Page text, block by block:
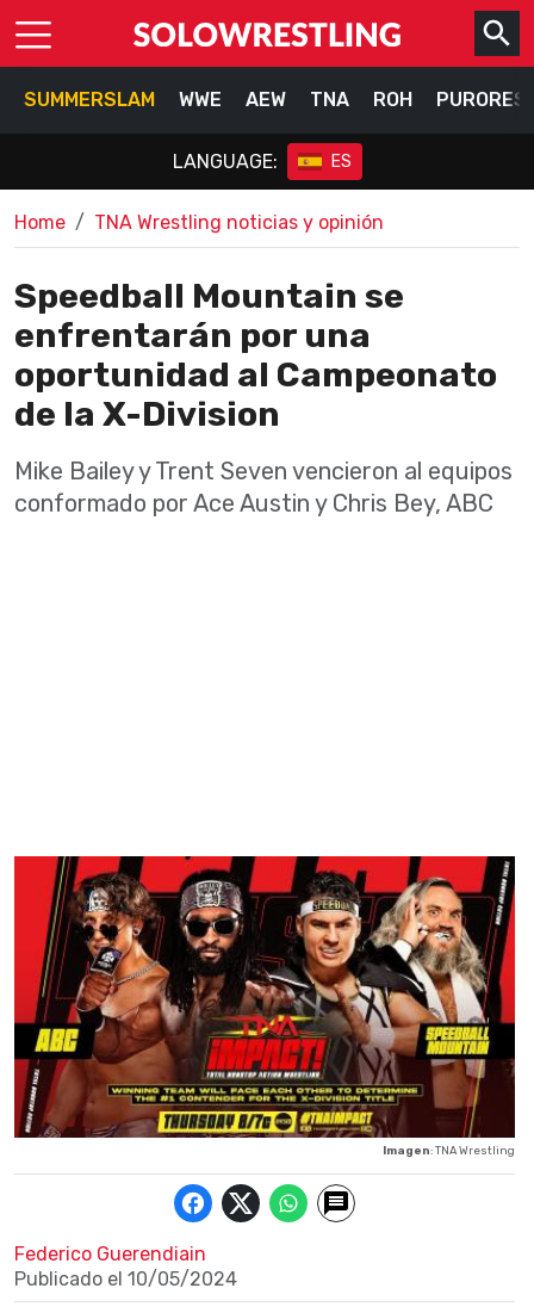
SUMMERSLAM WWE AEW TNA ROH
LANGUAGE: ES
Home TNA Wrestling noticias y opinión
Speedball Mountain se
enfrentarán por una
oportunidad al Campeonato
de la X-Division
Mike Bailey y Trent Seven vencieron al equipos
conformado por Ace Austin y Chris Bey, ABC
Imagen: TNA Wrestling
Federico Guerendiain
Publicado el 10/05/2024